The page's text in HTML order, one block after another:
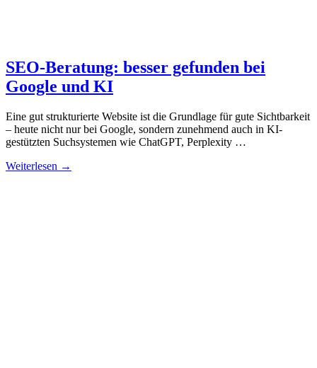
SEO-Beratung: besser gefunden bei
Google und KI
Eine gut strukturierte Website ist die Grundlage für gute Sichtbarkeit
– heute nicht nur bei Google, sondern zunehmend auch in KI-
gestützten Suchsystemen wie ChatGPT, Perplexity …
Weiterlesen →